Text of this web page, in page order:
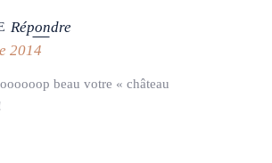
Répondre
2014
beau votre « château